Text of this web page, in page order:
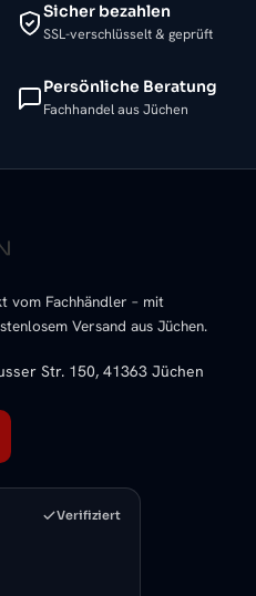
Sicher bezahlen
SSL-verschlüsselt & geprüft
Persönliche Beratung
Fachhandel aus Jüchen
vom Fachhändler – mit
Versand aus Jüchen.
Str. 150, 41363 Jüchen
Verifiziert